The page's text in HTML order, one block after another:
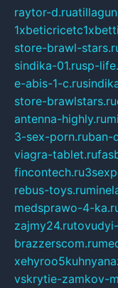
raytor-d.ru
store-brawl-
sindika-01.rusp-
e-abis-1-c.ru
store-brawlstars.ru
antenna-highly.ru
3-sex-porn.ruban-
viagra-tablet.ru
fincontech.ru
rebus-toys.ru
medsprawo-4-
zajmy24.ru
brazzerscom.ru
vskrytie-zamkov-